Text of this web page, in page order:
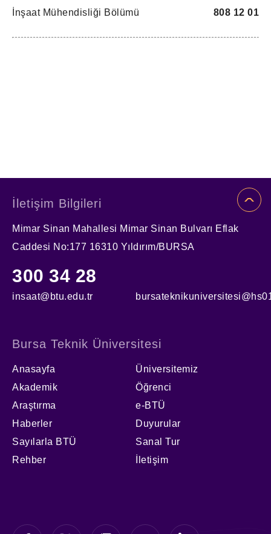
808 12 01
İnşaat Mühendisliği Bölümü
İletişim Bilgileri
Mimar Sinan Mahallesi Mimar Sinan Bulvarı Eflak
Caddesi No:177 16310 Yıldırım/BURSA
300 34 28
insaat@btu.edu.tr
Bursa Teknik Üniversitesi
Anasayfa
Üniversitemiz
Akademik
Öğrenci
Araştırma
e-BTÜ
Haberler
Duyurular
Sayılarla BTÜ
Sanal Tur
Rehber
İletişim